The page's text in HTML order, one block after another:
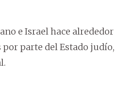
e Israel hace alrededor
por parte del Estado judío,